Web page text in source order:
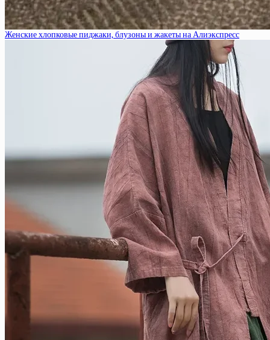
Женские хлопковые пиджаки, блузоны и жакеты на Алиэкспресс